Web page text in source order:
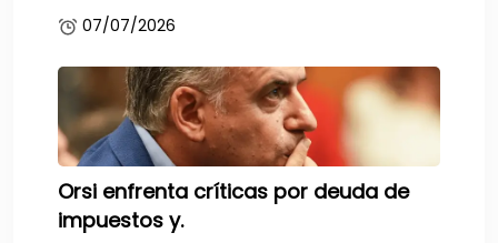
07/07/2026
Orsi enfrenta críticas por deuda de
impuestos y.